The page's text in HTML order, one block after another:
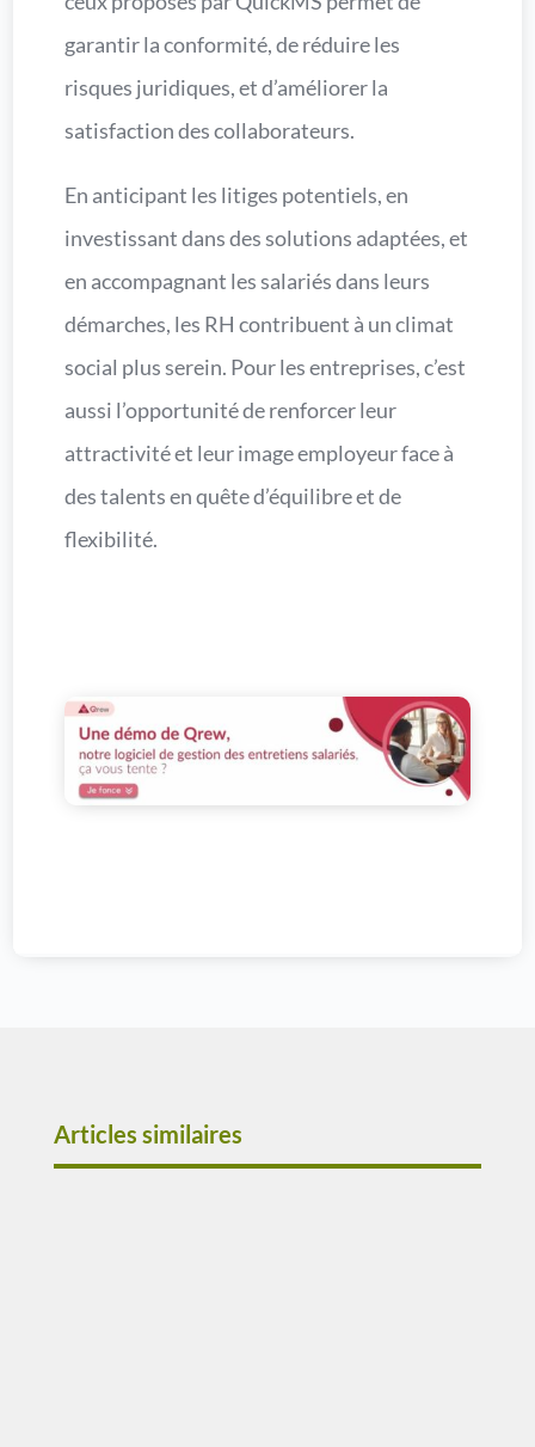
garantir la conformité, de réduire les
risques juridiques, et d’améliorer la
satisfaction des collaborateurs.
En anticipant les litiges potentiels, en
investissant dans des solutions adaptées, et
en accompagnant les salariés dans leurs
démarches, les RH contribuent à un climat
social plus serein. Pour les entreprises, c’est
aussi l’opportunité de renforcer leur
attractivité et leur image employeur face à
des talents en quête d’équilibre et de
flexibilité.
Articles similaires